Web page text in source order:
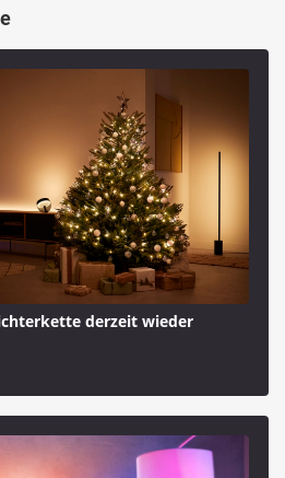
derzeit wieder